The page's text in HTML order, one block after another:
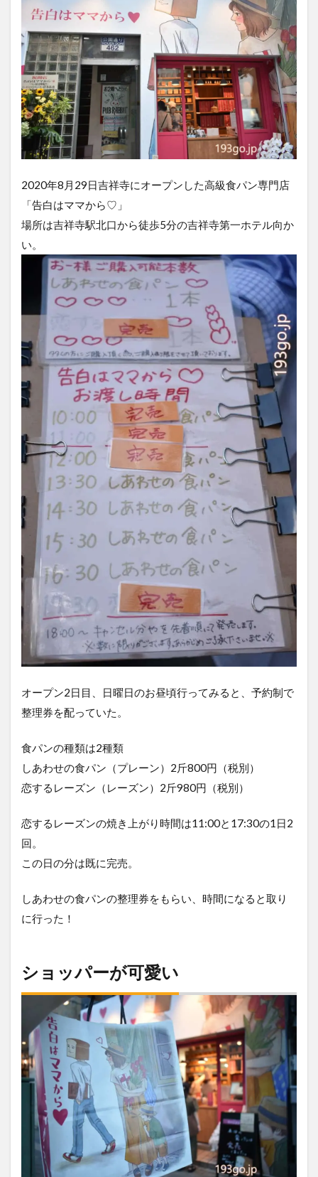
2020年8月29日吉祥寺にオープンした高級食パン専門店
「告白はママから♡」
場所は吉祥寺駅北口から徒歩5分の吉祥寺第一ホテル向か
い。
オープン2日目、日曜日のお昼頃行ってみると、予約制で
整理券を配っていた。
食パンの種類は2種類
しあわせの食パン（プレーン）2斤800円（税別）
恋するレーズン（レーズン）2斤980円（税別）
恋するレーズンの焼き上がり時間は11:00と17:30の1日2
回。
この日の分は既に完売。
しあわせの食パンの整理券をもらい、時間になると取り
に行った！
ショッパーが可愛い